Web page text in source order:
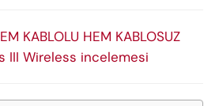
KABLOLU HEM KABLOSUZ
III Wireless incelemesi